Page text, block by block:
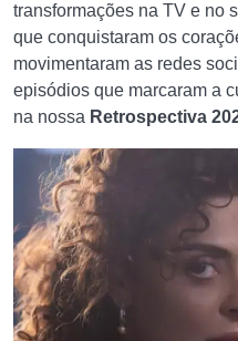
transformações na TV e no
que conquistaram os
movimentaram as redes
episódios que marcaram a
na nossa Retrospectiva